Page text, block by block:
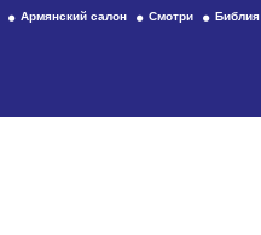
Армянский салон Смотри Библия